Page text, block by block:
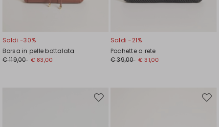
Saldi -30%
Borsa in pelle bottalata
€ 119,00 € 83,00
Saldi -21%
Pochette a rete
€ 39,00 € 31,00
Sposta